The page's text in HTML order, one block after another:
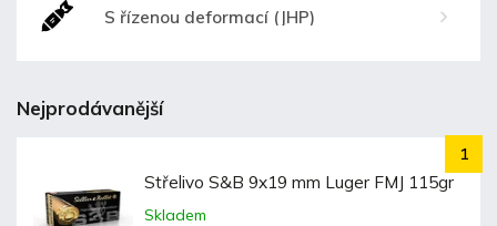
S řízenou deformací (JHP)
Nejprodávanější
Střelivo S&B 9x19 mm Luger FMJ 115gr
Skladem